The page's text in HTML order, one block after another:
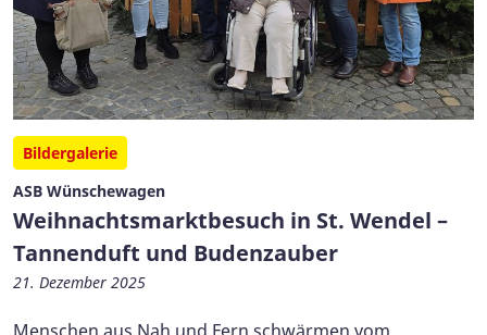
Bildergalerie
ASB Wünschewagen
Weihnachtsmarktbesuch in St. Wendel –
Tannenduft und Budenzauber
21. Dezember 2025